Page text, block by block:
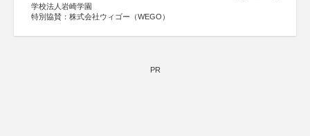
学校法人岩崎学園
特別協賛：株式会社ウィゴー（WEGO）
PR